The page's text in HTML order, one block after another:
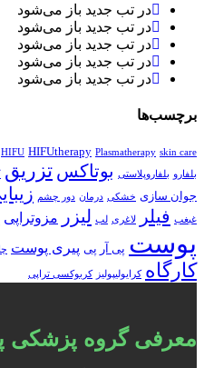
در تب جدید باز می‌شود
در تب جدید باز می‌شود
در تب جدید باز می‌شود
در تب جدید باز می‌شود
در تب جدید باز می‌شود
برچسب‌ها
HIFU HIFUtherapy Plasmatherapy skin care
بلفارو بلفاروپلاستی بوتاکس تزریق
جوان سازی خشکی درمان دور چشم
غبغب فیلر لاغری لب لیزر مزوتراپی
پوست پی آر پی پیری پوست
کارگاه کرایولیپولیز کربوکسی تراپی
معرفی گروه پزشکی